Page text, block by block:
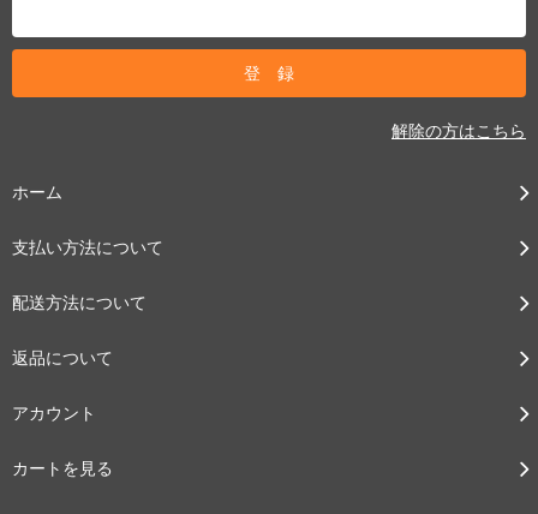
解除の方はこちら
ホーム
支払い方法について
配送方法について
返品について
アカウント
カートを見る